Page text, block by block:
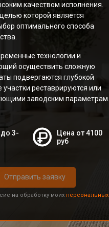
качеством исполнения.
которой является
оптимального способа
технологии и
осуществить сложную
подвергаются глубокой
реставрируются или
заводским параметрам.
до 3-
Цена от 4100
руб
Отправить заявку
на обработку моих персональных